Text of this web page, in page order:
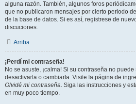
alguna razón. También, algunos foros
que no publicaron mensajes por cierto periodo
de la base de datos. Si es así, registrese de
discuciones.
Arriba
¡Perdí mi contraseña!
No se asuste, ¡calma! Si su contraseña no
desactivarla o cambiarla. Visite la página de
Olvidé mi contraseña. Siga las instrucciones y
en muy poco tiempo.